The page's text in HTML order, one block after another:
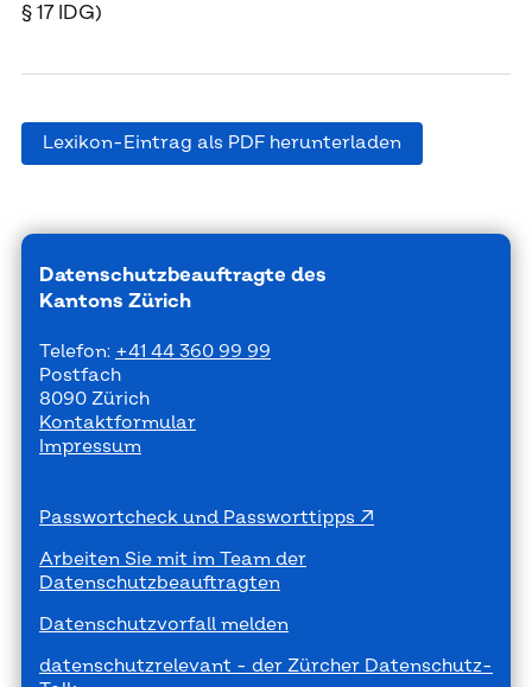
§ 17 IDG)
Lexikon-Eintrag als PDF herunterladen
Datenschutzbeauftragte des
Kantons Zürich
Telefon: +41 44 360 99 99
Postfach
8090 Zürich
Kontaktformular
Impressum
Passwortcheck und Passworttipps
Arbeiten Sie mit im Team der
Datenschutzbeauftragten
Datenschutzvorfall melden
datenschutzrelevant - der Zürcher Datenschutz-